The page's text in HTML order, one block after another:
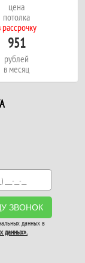
цена
потолка
рассрочку
951
рублей
в месяц
ЗВОНОК
данных в
данных».